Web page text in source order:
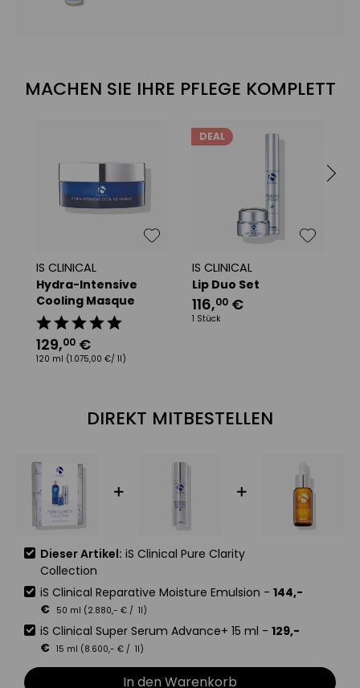
MACHEN SIE IHRE PFLEGE KOMPLETT
IS CLINICAL
Hydra-Intensive
Cooling Masque
129,00 €
120 ml (1.075,00 €/ 1l)
DEAL
IS CLINICAL
Lip Duo Set
116,00 €
1 Stück
DIREKT MITBESTELLEN
Dieser Artikel: iS Clinical Pure Clarity
Collection
iS Clinical Reparative Moisture Emulsion - 144,-
€ 50 ml (2.880,- € / 1l)
iS Clinical Super Serum Advance+ 15 ml - 129,-
€ 15 ml (8.600,- € / 1l)
In den Warenkorb